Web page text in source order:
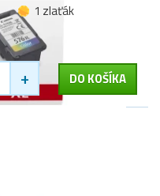
1 zlaťák
+ DO KOŠÍKA